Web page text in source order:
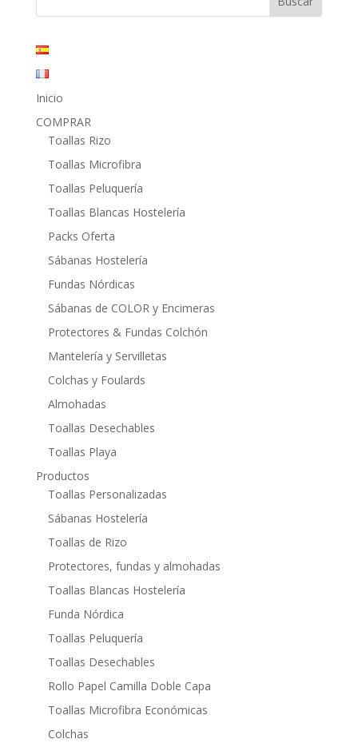
Inicio
COMPRAR
Toallas Rizo
Toallas Microfibra
Toallas Peluquería
Toallas Blancas Hostelería
Packs Oferta
Sábanas Hostelería
Fundas Nórdicas
Sábanas de COLOR y Encimeras
Protectores & Fundas Colchón
Mantelería y Servilletas
Colchas y Foulards
Almohadas
Toallas Desechables
Toallas Playa
Productos
Toallas Personalizadas
Sábanas Hostelería
Toallas de Rizo
Protectores, fundas y almohadas
Toallas Blancas Hostelería
Funda Nórdica
Toallas Peluquería
Toallas Desechables
Rollo Papel Camilla Doble Capa
Toallas Microfibra Económicas
Colchas